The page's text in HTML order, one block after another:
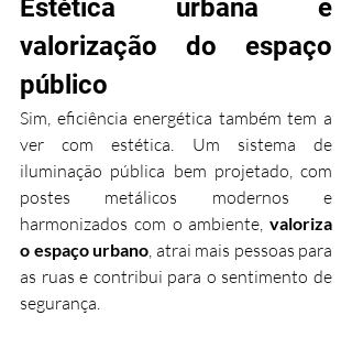
Estética urbana e
valorização do espaço
público
Sim, eficiência energética também tem a
ver com estética. Um sistema de
iluminação pública bem projetado, com
postes metálicos modernos e
harmonizados com o ambiente, valoriza
o espaço urbano, atrai mais pessoas para
as ruas e contribui para o sentimento de
segurança.